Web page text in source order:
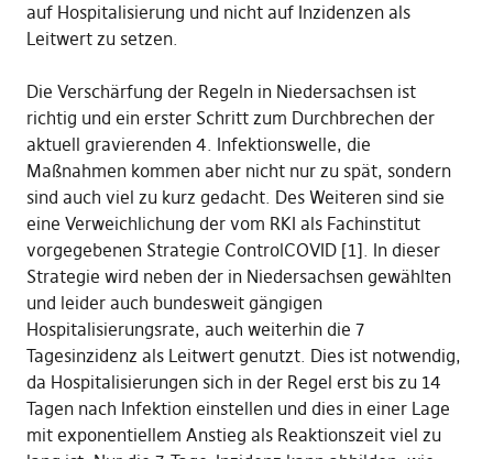
auf Hospitalisierung und nicht auf Inzidenzen als
Leitwert zu setzen.
Die Verschärfung der Regeln in Niedersachsen ist
richtig und ein erster Schritt zum Durchbrechen der
aktuell gravierenden 4. Infektionswelle, die
Maßnahmen kommen aber nicht nur zu spät, sondern
sind auch viel zu kurz gedacht. Des Weiteren sind sie
eine Verweichlichung der vom RKI als Fachinstitut
vorgegebenen Strategie ControlCOVID [1]. In dieser
Strategie wird neben der in Niedersachsen gewählten
und leider auch bundesweit gängigen
Hospitalisierungsrate, auch weiterhin die 7
Tagesinzidenz als Leitwert genutzt. Dies ist notwendig,
da Hospitalisierungen sich in der Regel erst bis zu 14
Tagen nach Infektion einstellen und dies in einer Lage
mit exponentiellem Anstieg als Reaktionszeit viel zu